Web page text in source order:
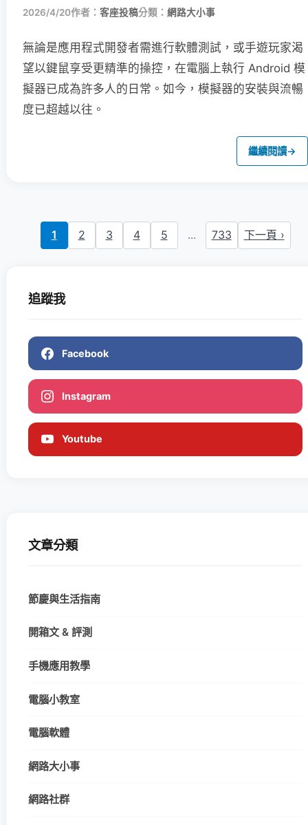
2026/4/20作者： 客座投稿分類： 網路大小事
無論是應用程式開發者需進行軟體測試，或手遊玩家渴
望以鍵鼠享受更精準的操控，在電腦上執行 Android 模
擬器已成為許多人的日常。如今，模擬器的安裝與流暢
度已超越以往。
繼續閱讀→
1 2 3 4 5 ... 733 下一頁 ›
追蹤我
Facebook
Instagram
Youtube
文章分類
節慶與生活指南
開箱文 & 評測
手機應用教學
電腦小教室
電腦軟體
網路大小事
網路社群